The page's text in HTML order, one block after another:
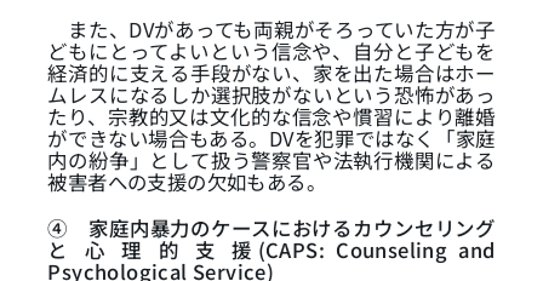
また、DVがあっても両親がそろっていた方が子
どもにとってよいという信念や、自分と子どもを
経済的に支える手段がない、家を出た場合はホー
ムレスになるしか選択肢がないという恐怖があっ
たり、宗教的又は文化的な信念や慣習により離婚
ができない場合もある。DVを犯罪ではなく「家庭
内の紛争」として扱う警察官や法執行機関による
被害者への支援の欠如もある。
④
家庭内暴力のケースにおけるカウンセリング
と 心 理 的 支 援(CAPS: Counseling and
Psychological Service)